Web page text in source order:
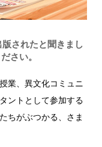
されたと聞きまし
さい。
業、異文化コミュニ
ントとして参加する
ちがぶつかる、さま